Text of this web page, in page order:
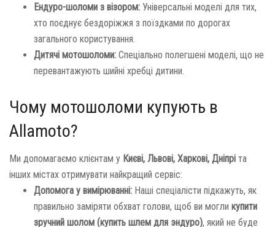
Ендуро-шоломи з візором: Універсальні моделі для тих,
хто поєднує бездоріжжя з поїздками по дорогах
загального користування.
Дитячі мотошоломи: Спеціально полегшені моделі, що не
перевантажують шийні хребці дитини.
Чому мотошоломи купують в
Allamoto?
Ми допомагаємо клієнтам у Києві, Львові, Харкові, Дніпрі та
інших містах отримувати найкращий сервіс:
Допомога у вимірюванні: Наші спеціалісти підкажуть, як
правильно заміряти обхват голови, щоб ви могли купити
зручний шолом (купить шлем для эндуро), який не буде